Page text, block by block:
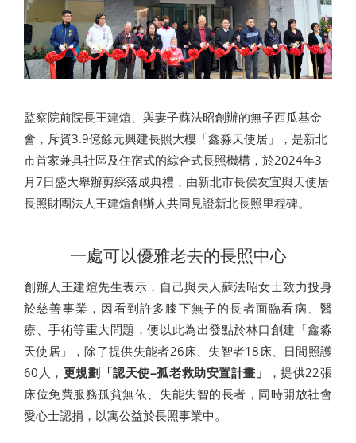
監察院前院長王建煊、與妻子蘇法昭創辦的無子西瓜基金
會，斥資3.9億餘元興建長照大樓「鑫淼天使居」，是新北
市首家兼具社區及住宿式的綜合式長照機構，於2024年3
月7日盛大舉辦剪綵落成典禮，由新北市長侯友宜與天使居
長照財團法人王建煊創辦人共同見證新北長照里程碑。
一處可以優雅老去的長照中心
創辦人王建煊先生表示，自己與夫人蘇法昭女士致力投身
於慈善事業，因看到許多膝下無子的長者面臨看病、醫
療、手術等重大問題，便以此為出發點於林口創建「鑫淼
天使居」，除了提供失能者26床、失智者18床、日間照護
60人， 更規劃「認天使–孤老救助安置計畫」
，提供22張
床位免費服務孤貧無依、失能失智的長者，同時開放社會
愛心士認捐，以寓公益於長照事業中。